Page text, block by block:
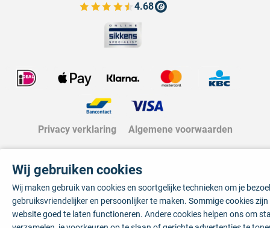
4.68
Bekijk de verfplaza beoordelingen
Privacy verklaring Algemene voorwaarden
Wij gebruiken cookies
Wij maken gebruik van cookies en soortgelijke technieken om je
gebruiksvriendelijker en persoonlijker te maken. Sommige cookies
website goed te laten functioneren. Andere cookies helpen ons om